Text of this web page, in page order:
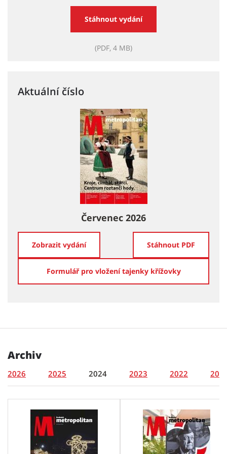
Stáhnout vydání
(PDF, 4 MB)
Aktuální číslo
Červenec 2026
Zobrazit vydání Stáhnout PDF
Formulář pro vložení tajenky křížovky
Archiv
2026 2025 2024 2023 2022